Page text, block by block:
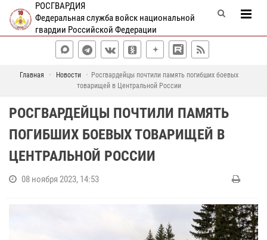
РОСГВАРДИЯ
Федеральная служба войск национальной
гвардии Российской Федерации
Главная Новости
Росгвардейцы почтили память погибших боевых
товарищей в Центральной России
РОСГВАРДЕЙЦЫ ПОЧТИЛИ ПАМЯТЬ
ПОГИБШИХ БОЕВЫХ ТОВАРИЩЕЙ В
ЦЕНТРАЛЬНОЙ РОССИИ
08 ноября 2023, 14:53